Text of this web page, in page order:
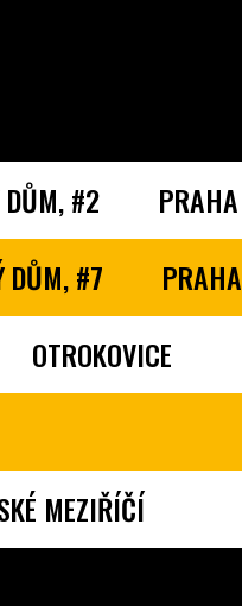
DŮM, #2 PRAHA
DŮM, #7 PRAHA
OTROKOVICE
MEZIŘÍČÍ